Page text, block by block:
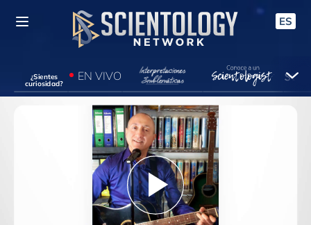
ES
¿Sientes
curiosidad?
EN VIVO
Play